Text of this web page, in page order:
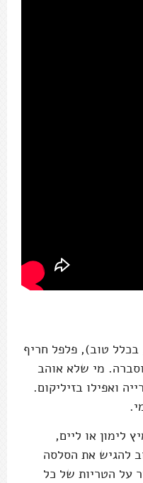
טוב), פלפל חריף
מי שלא אוהב
ואפילו בזיליקום.
לימון או ליים,
להגיש את הסלסה
על הטריות של כל